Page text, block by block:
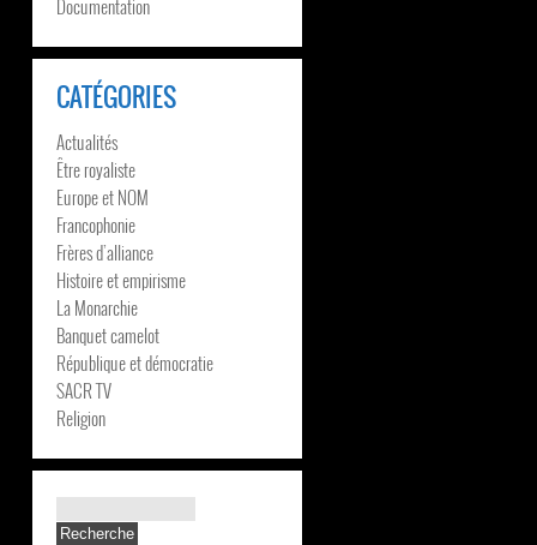
Documentation
CATÉGORIES
Actualités
Être royaliste
Europe et NOM
Francophonie
Frères d’alliance
Histoire et empirisme
La Monarchie
Banquet camelot
République et démocratie
SACR TV
Religion